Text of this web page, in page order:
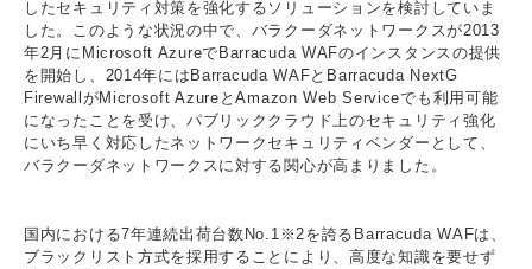
したセキュリティ対策を強化するソリューションを検討していま
した。このような状況の中で、バラクーダネットワークスが2013
年2月にMicrosoft AzureでBarracuda WAFのインスタンスの提供
を開始し、2014年にはBarracuda WAFとBarracuda NextG
FirewallがMicrosoft AzureとAmazon Web Serviceでも利用可能
になったことを受け、パブリッククラウド上のセキュリティ強化
にいち早く対応したネットワークセキュリティベンダーとして、
バラクーダネットワークスに対する関心が高まりました。
国内における7年連続出荷台数No.1※2を誇るBarracuda WAFは、
ブラックリスト方式を採用することにより、高度な知識を要せず